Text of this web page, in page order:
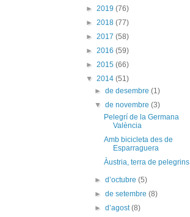
► 2019 (76)
► 2018 (77)
► 2017 (58)
► 2016 (59)
► 2015 (66)
▼ 2014 (51)
►de desembre(1)
▼de novembre(3)
Pelegrí de la Germana
València
Amb bicicleta des de
Esparraguera
Àustria, terra de pelegrins
►d’octubre(5)
►de setembre(8)
►d’agost(8)